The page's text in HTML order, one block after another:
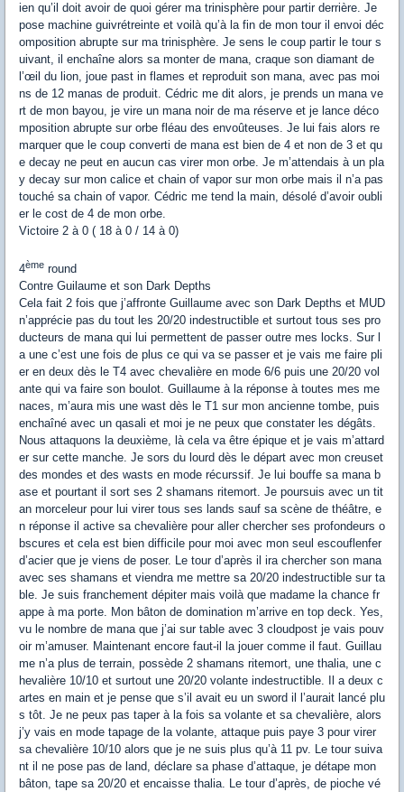
ien qu’il doit avoir de quoi gérer ma trinisphère pour partir derrière. Je
pose machine guivrétreinte et voilà qu’à la fin de mon tour il envoi déc
omposition abrupte sur ma trinisphère. Je sens le coup partir le tour s
uivant, il enchaîne alors sa monter de mana, craque son diamant de
l’œil du lion, joue past in flames et reproduit son mana, avec pas moi
ns de 12 manas de produit. Cédric me dit alors, je prends un mana ve
rt de mon bayou, je vire un mana noir de ma réserve et je lance déco
mposition abrupte sur orbe fléau des envoûteuses. Je lui fais alors re
marquer que le coup converti de mana est bien de 4 et non de 3 et qu
e decay ne peut en aucun cas virer mon orbe. Je m’attendais à un pla
y decay sur mon calice et chain of vapor sur mon orbe mais il n’a pas
touché sa chain of vapor. Cédric me tend la main, désolé d’avoir oubli
er le cost de 4 de mon orbe.
Victoire 2 à 0 ( 18 à 0 / 14 à 0)
4ème round
Contre Guilaume et son Dark Depths
Cela fait 2 fois que j’affronte Guillaume avec son Dark Depths et MUD
n’apprécie pas du tout les 20/20 indestructible et surtout tous ses pro
ducteurs de mana qui lui permettent de passer outre mes locks. Sur l
a une c’est une fois de plus ce qui va se passer et je vais me faire pli
er en deux dès le T4 avec chevalière en mode 6/6 puis une 20/20 vol
ante qui va faire son boulot. Guillaume à la réponse à toutes mes me
naces, m’aura mis une wast dès le T1 sur mon ancienne tombe, puis
enchaîné avec un qasali et moi je ne peux que constater les dégâts.
Nous attaquons la deuxième, là cela va être épique et je vais m’attard
er sur cette manche. Je sors du lourd dès le départ avec mon creuset
des mondes et des wasts en mode récurssif. Je lui bouffe sa mana b
ase et pourtant il sort ses 2 shamans ritemort. Je poursuis avec un tit
an morceleur pour lui virer tous ses lands sauf sa scène de théâtre, e
n réponse il active sa chevalière pour aller chercher ses profondeurs o
bscures et cela est bien difficile pour moi avec mon seul escouflenfer
d’acier que je viens de poser. Le tour d’après il ira chercher son mana
avec ses shamans et viendra me mettre sa 20/20 indestructible sur ta
ble. Je suis franchement dépiter mais voilà que madame la chance fr
appe à ma porte. Mon bâton de domination m’arrive en top deck. Yes,
vu le nombre de mana que j’ai sur table avec 3 cloudpost je vais pouv
oir m’amuser. Maintenant encore faut-il la jouer comme il faut. Guillau
me n’a plus de terrain, possède 2 shamans ritemort, une thalia, une c
hevalière 10/10 et surtout une 20/20 volante indestructible. Il a deux c
artes en main et je pense que s’il avait eu un sword il l’aurait lancé plu
s tôt. Je ne peux pas taper à la fois sa volante et sa chevalière, alors
j’y vais en mode tapage de la volante, attaque puis paye 3 pour virer
sa chevalière 10/10 alors que je ne suis plus qu’à 11 pv. Le tour suiva
nt il ne pose pas de land, déclare sa phase d’attaque, je détape mon
bâton, tape sa 20/20 et encaisse thalia. Le tour d’après, de pioche vé